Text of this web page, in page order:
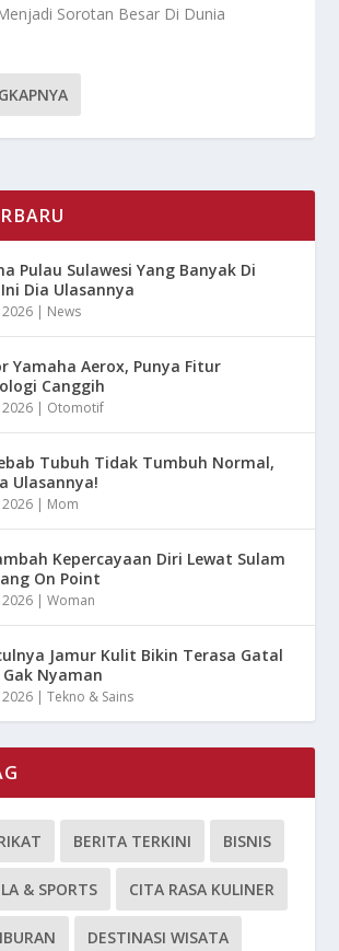
Sorotan Besar Di Dunia
Pulau Sulawesi Yang Banyak Di
Dia Ulasannya
| News
Yamaha Aerox, Punya Fitur
Canggih
| Otomotif
Tubuh Tidak Tumbuh Normal,
Ulasannya!
| Mom
Kepercayaan Diri Lewat Sulam
On Point
|Woman
Jamur Kulit Bikin Terasa Gatal
Gak Nyaman
|Tekno & Sains
BERITA TERKINI BISNIS
& SPORTS CITA RASA KULINER
DESTINASI WISATA